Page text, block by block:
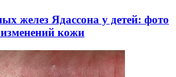
желез Ядассона у детей: фото
кожи